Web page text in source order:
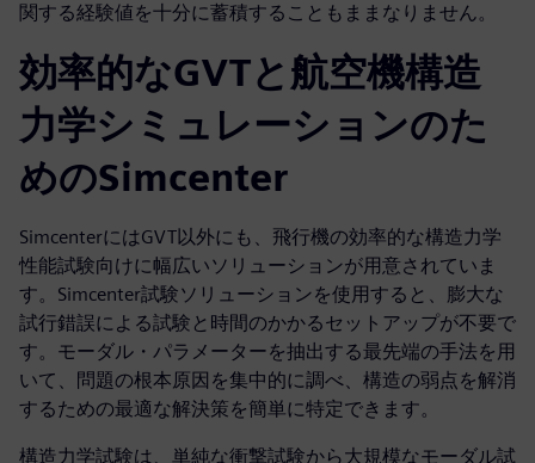
関する経験値を十分に蓄積することもままなりません。
効率的なGVTと航空機構造
力学シミュレーションのた
めのSimcenter
SimcenterにはGVT以外にも、飛行機の効率的な構造力学
性能試験向けに幅広いソリューションが用意されていま
す。Simcenter試験ソリューションを使用すると、膨大な
試行錯誤による試験と時間のかかるセットアップが不要で
す。モーダル・パラメーターを抽出する最先端の手法を用
いて、問題の根本原因を集中的に調べ、構造の弱点を解消
するための最適な解決策を簡単に特定できます。
構造力学試験は、単純な衝撃試験から大規模なモーダル試